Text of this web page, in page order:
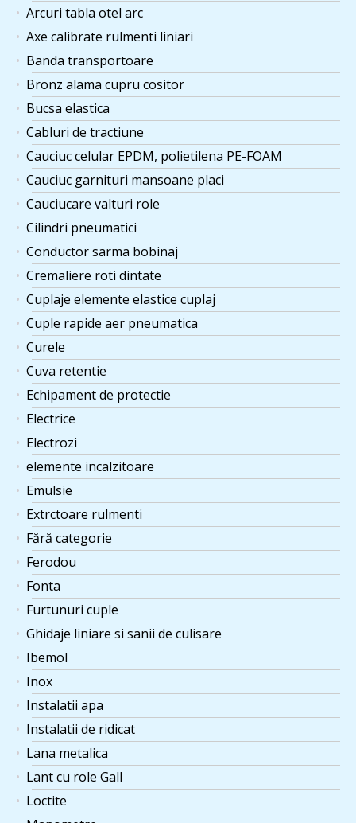
Arcuri tabla otel arc
Axe calibrate rulmenti liniari
Banda transportoare
Bronz alama cupru cositor
Bucsa elastica
Cabluri de tractiune
Cauciuc celular EPDM, polietilena PE-FOAM
Cauciuc garnituri mansoane placi
Cauciucare valturi role
Cilindri pneumatici
Conductor sarma bobinaj
Cremaliere roti dintate
Cuplaje elemente elastice cuplaj
Cuple rapide aer pneumatica
Curele
Cuva retentie
Echipament de protectie
Electrice
Electrozi
elemente incalzitoare
Emulsie
Extrctoare rulmenti
Fără categorie
Ferodou
Fonta
Furtunuri cuple
Ghidaje liniare si sanii de culisare
Ibemol
Inox
Instalatii apa
Instalatii de ridicat
Lana metalica
Lant cu role Gall
Loctite